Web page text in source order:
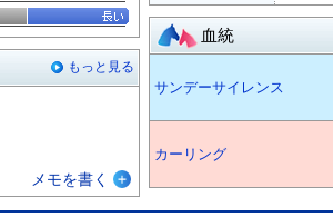
もっと見る
メモを書く
血統
サンデーサイレンス
カーリング